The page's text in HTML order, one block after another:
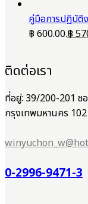
คู่มือการปฏิบัติ
฿ 600.00.฿
ติดต่อเรา
ที่อยู่: 39/200-201 ซ
กรุงเทพมหานคร
0-2996-9471-3